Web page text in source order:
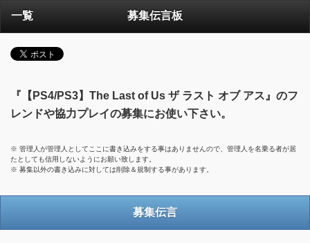
一覧 募集伝言板
『【PS4/PS3】The Last of Us ザ ラスト オブ アス』のフ
レンドや協力プレイの募集にお使い下さい。
※ 管理人が管理人としてここに書き込みをする事はありませんので、管理人を名乗る者が居
たとしても信用しないようにお願い致します。
※ 募集以外の書き込みに対しては削除＆規制する事があります。
募集伝言